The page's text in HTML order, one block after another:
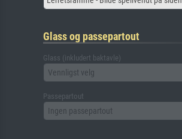
Glass og passepartout
Glass (inkludert baktavle)
Vennligst velg
Passepartout
Ingen passepartout